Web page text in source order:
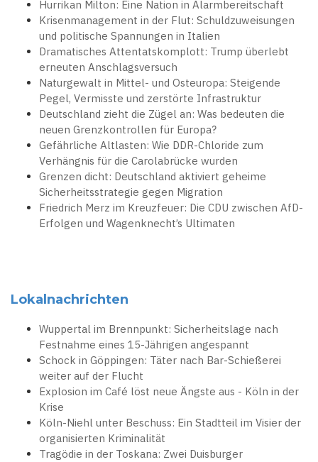
Hurrikan Milton: Eine Nation in Alarmbereitschaft
Krisenmanagement in der Flut: Schuldzuweisungen
und politische Spannungen in Italien
Dramatisches Attentatskomplott: Trump überlebt
erneuten Anschlagsversuch
Naturgewalt in Mittel- und Osteuropa: Steigende
Pegel, Vermisste und zerstörte Infrastruktur
Deutschland zieht die Zügel an: Was bedeuten die
neuen Grenzkontrollen für Europa?
Gefährliche Altlasten: Wie DDR-Chloride zum
Verhängnis für die Carolabrücke wurden
Grenzen dicht: Deutschland aktiviert geheime
Sicherheitsstrategie gegen Migration
Friedrich Merz im Kreuzfeuer: Die CDU zwischen AfD-
Erfolgen und Wagenknecht’s Ultimaten
Lokalnachrichten
Wuppertal im Brennpunkt: Sicherheitslage nach
Festnahme eines 15-Jährigen angespannt
Schock in Göppingen: Täter nach Bar-Schießerei
weiter auf der Flucht
Explosion im Café löst neue Ängste aus - Köln in der
Krise
Köln-Niehl unter Beschuss: Ein Stadtteil im Visier der
organisierten Kriminalität
Tragödie in der Toskana: Zwei Duisburger